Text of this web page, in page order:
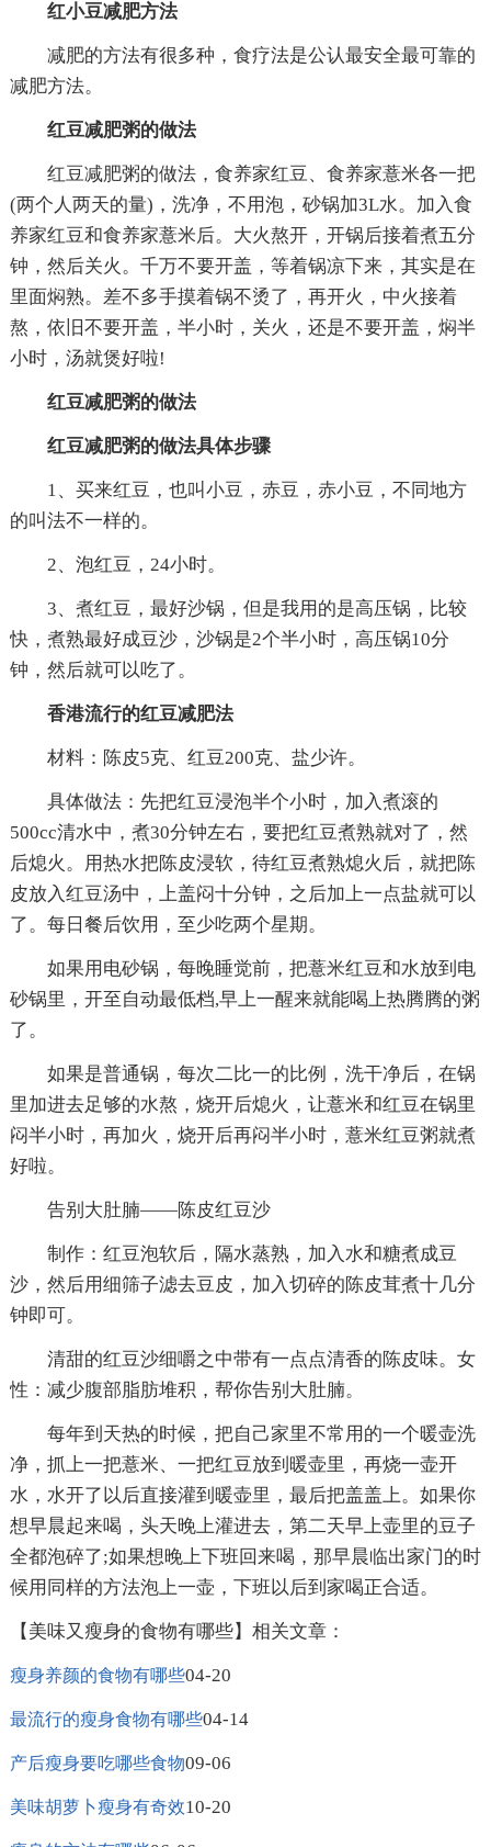
红小豆减肥方法
减肥的方法有很多种，食疗法是公认最安全最可靠的
减肥方法。
红豆减肥粥的做法
红豆减肥粥的做法，食养家红豆、食养家薏米各一把
(两个人两天的量)，洗净，不用泡，砂锅加3L水。加入食
养家红豆和食养家薏米后。大火熬开，开锅后接着煮五分
钟，然后关火。千万不要开盖，等着锅凉下来，其实是在
里面焖熟。差不多手摸着锅不烫了，再开火，中火接着
熬，依旧不要开盖，半小时，关火，还是不要开盖，焖半
小时，汤就煲好啦!
红豆减肥粥的做法
红豆减肥粥的做法具体步骤
1、买来红豆，也叫小豆，赤豆，赤小豆，不同地方
的叫法不一样的。
2、泡红豆，24小时。
3、煮红豆，最好沙锅，但是我用的是高压锅，比较
快，煮熟最好成豆沙，沙锅是2个半小时，高压锅10分
钟，然后就可以吃了。
香港流行的红豆减肥法
材料：陈皮5克、红豆200克、盐少许。
具体做法：先把红豆浸泡半个小时，加入煮滚的
500cc清水中，煮30分钟左右，要把红豆煮熟就对了，然
后熄火。用热水把陈皮浸软，待红豆煮熟熄火后，就把陈
皮放入红豆汤中，上盖闷十分钟，之后加上一点盐就可以
了。每日餐后饮用，至少吃两个星期。
如果用电砂锅，每晚睡觉前，把薏米红豆和水放到电
砂锅里，开至自动最低档,早上一醒来就能喝上热腾腾的粥
了。
如果是普通锅，每次二比一的比例，洗干净后，在锅
里加进去足够的水熬，烧开后熄火，让薏米和红豆在锅里
闷半小时，再加火，烧开后再闷半小时，薏米红豆粥就煮
好啦。
告别大肚腩——陈皮红豆沙
制作：红豆泡软后，隔水蒸熟，加入水和糖煮成豆
沙，然后用细筛子滤去豆皮，加入切碎的陈皮茸煮十几分
钟即可。
清甜的红豆沙细嚼之中带有一点点清香的陈皮味。女
性：减少腹部脂肪堆积，帮你告别大肚腩。
每年到天热的时候，把自己家里不常用的一个暖壶洗
净，抓上一把薏米、一把红豆放到暖壶里，再烧一壶开
水，水开了以后直接灌到暖壶里，最后把盖盖上。如果你
想早晨起来喝，头天晚上灌进去，第二天早上壶里的豆子
全都泡碎了;如果想晚上下班回来喝，那早晨临出家门的时
候用同样的方法泡上一壶，下班以后到家喝正合适。
【美味又瘦身的食物有哪些】相关文章：
瘦身养颜的食物有哪些04-20
最流行的瘦身食物有哪些04-14
产后瘦身要吃哪些食物09-06
美味胡萝卜瘦身有奇效10-20